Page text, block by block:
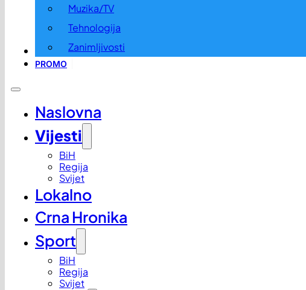
Muzika/TV
Tehnologija
Zanimljivosti
OGLASI I KONKURSI
PROMO
Naslovna
Vijesti
BiH
Regija
Svijet
Lokalno
Crna Hronika
Sport
BiH
Regija
Svijet